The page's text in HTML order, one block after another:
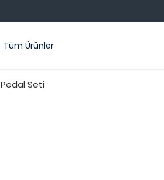
Tüm Ürünler
Pedal Seti